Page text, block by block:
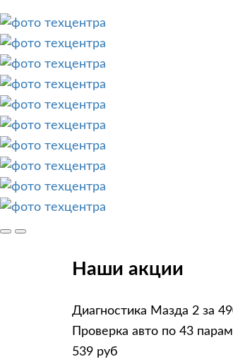
Наши акции
Диагностика Мазда 2 за
Проверка авто по 43
539 руб